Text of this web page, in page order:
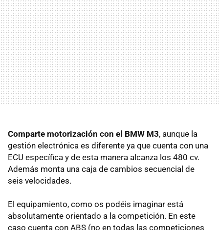
Comparte motorización con el BMW M3, aunque la
gestión electrónica es diferente ya que cuenta con una
ECU específica y de esta manera alcanza los 480 cv.
Además monta una caja de cambios secuencial de
seis velocidades.
El equipamiento, como os podéis imaginar está
absolutamente orientado a la competición. En este
caso cuenta con ABS (no en todas las competiciones